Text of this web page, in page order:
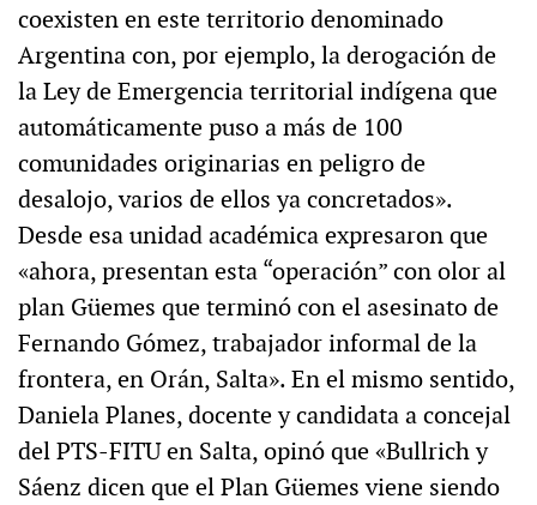
coexisten en este territorio denominado
Argentina con, por ejemplo, la derogación de
la Ley de Emergencia territorial indígena que
automáticamente puso a más de 100
comunidades originarias en peligro de
desalojo, varios de ellos ya concretados».
Desde esa unidad académica expresaron que
«ahora, presentan esta “operación” con olor al
plan Güemes que terminó con el asesinato de
Fernando Gómez, trabajador informal de la
frontera, en Orán, Salta». En el mismo sentido,
Daniela Planes, docente y candidata a concejal
del PTS-FITU en Salta, opinó que «Bullrich y
Sáenz dicen que el Plan Güemes viene siendo